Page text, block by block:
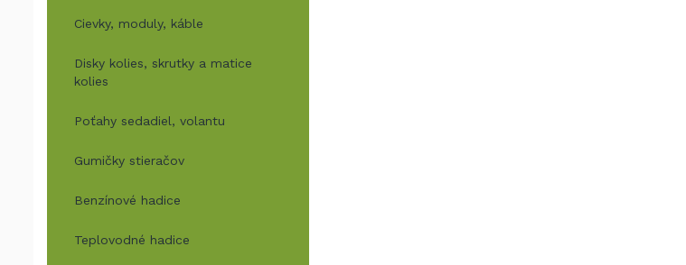
Cievky, moduly, káble
Disky kolies, skrutky a matice
kolies
Poťahy sedadiel, volantu
Gumičky stieračov
Benzínové hadice
Teplovodné hadice